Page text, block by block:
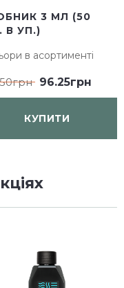
3 МЛ (50
В УП.)
в асортименті
96.25грн
КУПИТИ